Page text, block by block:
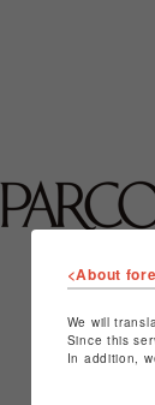
<About
We will
Since this
In addition,